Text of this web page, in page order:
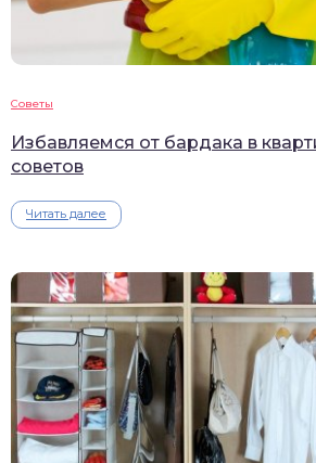
Советы
Избавляемся от бардака в
советов
Читать далее